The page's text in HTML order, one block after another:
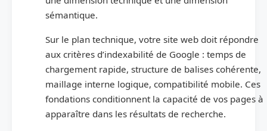
sémantique.
Sur le plan technique, votre site web doit répondre
aux critères d’indexabilité de Google : temps de
chargement rapide, structure de balises cohérente,
maillage interne logique, compatibilité mobile. Ces
fondations conditionnent la capacité de vos pages à
apparaître dans les résultats de recherche.